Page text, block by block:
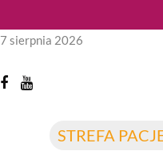
STREFA
7 sierpnia 2026